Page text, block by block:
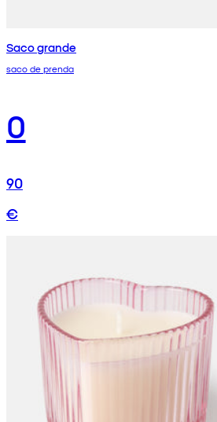
Saco grande
saco de prenda
0
90
€